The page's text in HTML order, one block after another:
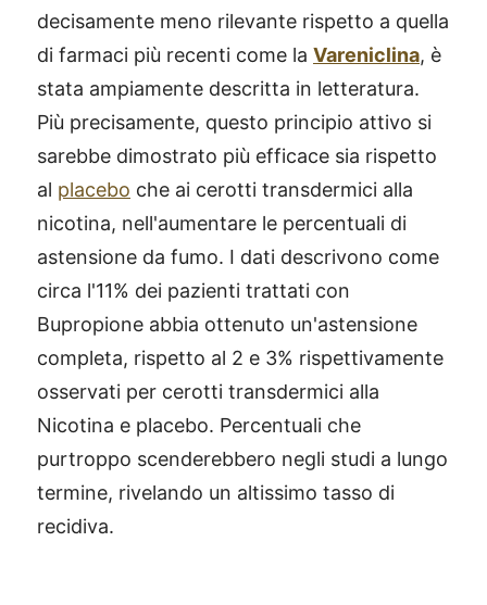
decisamente meno rilevante rispetto a quella
di farmaci più recenti come la Vareniclina, è
stata ampiamente descritta in letteratura.
Più precisamente, questo principio attivo si
sarebbe dimostrato più efficace sia rispetto
al placebo che ai cerotti transdermici alla
nicotina, nell'aumentare le percentuali di
astensione da fumo. I dati descrivono come
circa l'11% dei pazienti trattati con
Bupropione abbia ottenuto un'astensione
completa, rispetto al 2 e 3% rispettivamente
osservati per cerotti transdermici alla
Nicotina e placebo. Percentuali che
purtroppo scenderebbero negli studi a lungo
termine, rivelando un altissimo tasso di
recidiva.